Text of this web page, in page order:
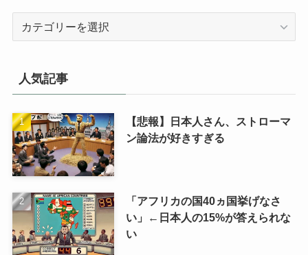
人気記事
【悲報】日本人さん、ストローマ
ン論法が好きすぎる
「アフリカの国40ヵ国挙げなさ
い」←日本人の15%が答えられな
い